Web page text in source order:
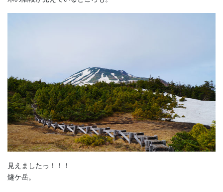
見えましたっ！！！
燧ケ岳。